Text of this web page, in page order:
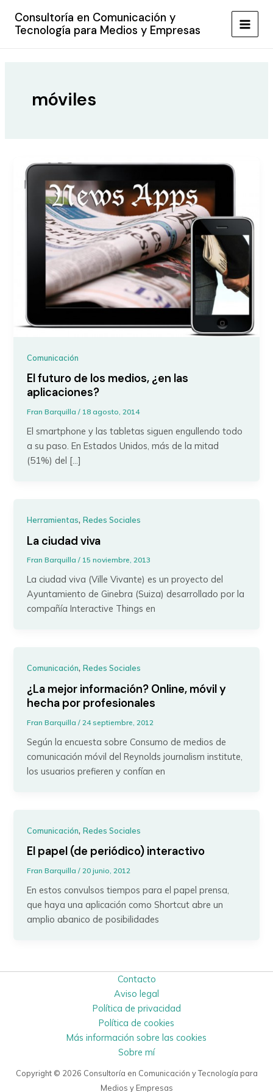
contenido
Consultoría en Comunicación y
Tecnología para Medios y Empresas
MAIN
móviles
Comunicación
El futuro de los medios, ¿en las
aplicaciones?
Fran Barquilla/ 18 agosto, 2014
El smartphone y las tabletas siguen engullendo todo
a su paso. En Estados Unidos, más de la mitad
(51%) del […]
Herramientas,Redes Sociales
La ciudad viva
Fran Barquilla/ 15 noviembre, 2013
La ciudad viva (Ville Vivante) es un proyecto del
Ayuntamiento de Ginebra (Suiza) desarrollado por la
compañía Interactive Things en
Comunicación,Redes Sociales
¿La mejor información? Online, móvil y
hecha por profesionales
Fran Barquilla/24 septiembre, 2012
Según la encuesta sobre Consumo de medios de
comunicación móvil del Reynolds journalism institute,
los usuarios prefieren y confían en
Comunicación,Redes Sociales
El papel (de periódico) interactivo
Fran Barquilla/20 junio, 2012
En estos convulsos tiempos para el papel prensa,
que haya una aplicación como Shortcut abre un
amplio abanico de posibilidades
Contacto
Aviso legal
Política de privacidad
Política de cookies
Más información sobre las cookies
Sobre mí
Copyright © 2026 Consultoría en Comunicación y Tecnología para
Medios y Empresas